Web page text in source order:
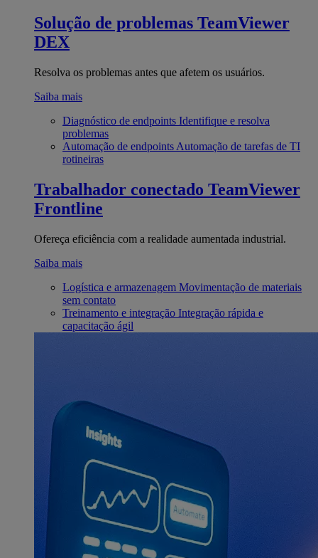
Solução de problemas TeamViewer
DEX
Resolva os problemas antes que afetem os usuários.
Saiba mais
Diagnóstico de endpoints Identifique e resolva
problemas
Automação de endpoints Automação de tarefas de TI
rotineiras
Trabalhador conectado TeamViewer
Frontline
Ofereça eficiência com a realidade aumentada industrial.
Saiba mais
Logística e armazenagem Movimentação de materiais
sem contato
Treinamento e integração Integração rápida e
capacitação ágil